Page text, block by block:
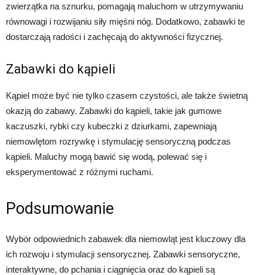
zwierzątka na sznurku, pomagają maluchom w utrzymywaniu
równowagi i rozwijaniu siły mięśni nóg. Dodatkowo, zabawki te
dostarczają radości i zachęcają do aktywności fizycznej.
Zabawki do kąpieli
Kąpiel może być nie tylko czasem czystości, ale także świetną
okazją do zabawy. Zabawki do kąpieli, takie jak gumowe
kaczuszki, rybki czy kubeczki z dziurkami, zapewniają
niemowlętom rozrywkę i stymulację sensoryczną podczas
kąpieli. Maluchy mogą bawić się wodą, polewać się i
eksperymentować z różnymi ruchami.
Podsumowanie
Wybór odpowiednich zabawek dla niemowląt jest kluczowy dla
ich rozwoju i stymulacji sensorycznej. Zabawki sensoryczne,
interaktywne, do pchania i ciągnięcia oraz do kąpieli są